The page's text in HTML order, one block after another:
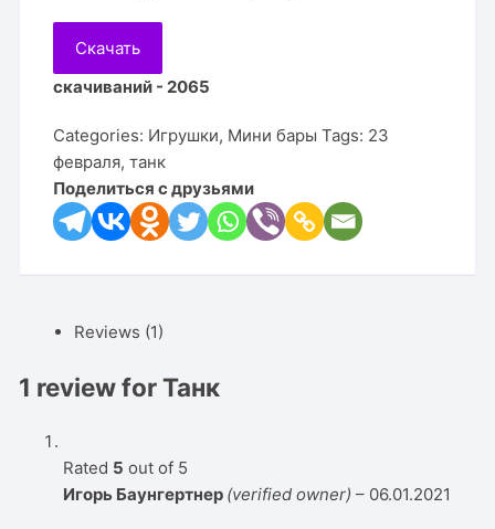
Скачать
скачиваний - 2065
Categories: Игрушки, Мини бары Tags: 23
февраля,танк
Поделиться с друзьями
Reviews (1)
1 review forТанк
Rated 5 out of 5
Игорь Баунгертнер (verified owner) – 06.01.2021